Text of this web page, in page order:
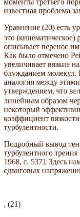
моменты третьего
известная проблема
Уравнение (20) есть
это (кинематическое)
описывает перенос
Как было отмечено
увеличивает вязкие
блужданием молекул.
аналогия между
утверждением, что
линейным образом
некоторый
коэффициент
турбулентности.
Подробный вывод
турбулентного
1968, с. 537]. Здесь
сдвиговых
, (21)